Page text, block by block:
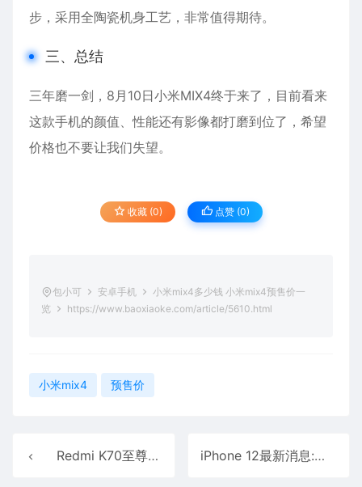
步，采用全陶瓷机身工艺，非常值得期待。
三、总结
三年磨一剑，8月10日小米MIX4终于来了，目前看来
这款手机的颜值、性能还有影像都打磨到位了，希望
价格也不要让我们失望。
收藏 (0) 点赞 (0)
包小可 安卓手机
小米mix4多少钱 小米mix4预售价一
览
https://www.baoxiaoke.com/article/5610.html
小米mix4 预售价
Redmi K70至尊版怎么样 Redmi K70至尊版评测 iPhone 12最新消息:苹果 iPhone 12/Pro A14 RAM 组件照片曝光